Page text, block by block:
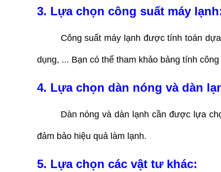
3. Lựa chọn công suất máy
Công suất máy lạnh được tính toán
dụng, ... Bạn có thể tham khảo bảng tính
4. Lựa chọn dàn nóng và dàn
Dàn nóng và dàn lạnh cần được lựa
đảm bảo hiệu quả làm lạnh.
5. Lựa chọn các vật tư khác: